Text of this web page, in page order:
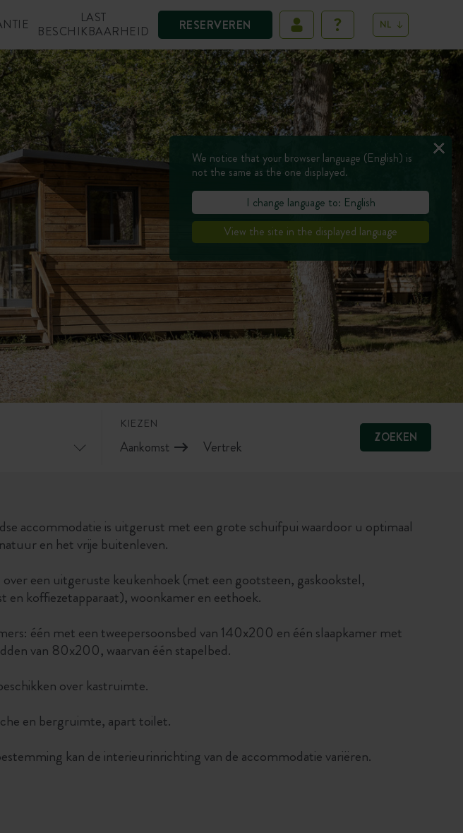
RESERVEREN
LAST
BESCHIKBAARHEID
NL
KIEZEN
ZOEKEN
accommodatie is uitgerust met een grote schuifpui waardoor u optimaal
en het vrije buitenleven.
een uitgeruste keukenhoek (met een gootsteen, gaskookstel,
en koffiezetapparaat), woonkamer en eethoek.
één met een tweepersoonsbed van 140x200 en één slaapkamer met
van 80x200, waarvan één stapelbed.
over kastruimte.
en bergruimte, apart toilet.
kan de interieurinrichting van de accommodatie variëren.
We notice that your browser language (English) is
not the same as the one displayed.
I change language to: English
View the site in the displayed language